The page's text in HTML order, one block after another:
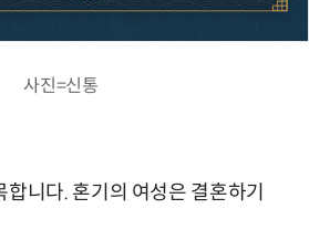
사진=신통
니다. 혼기의 여성은 결혼하기